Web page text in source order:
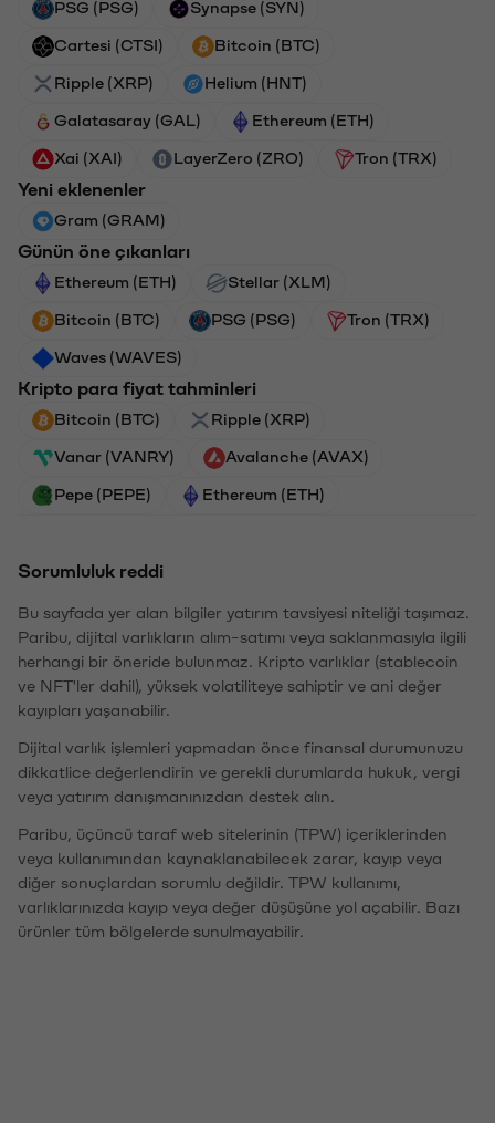
PSG (PSG) Synapse (SYN)
Cartesi (CTSI) Bitcoin (BTC)
Ripple (XRP) Helium (HNT)
Galatasaray (GAL) Ethereum (ETH)
Xai (XAI) LayerZero (ZRO) Tron (TRX)
Yeni eklenenler
Gram (GRAM)
Günün öne çıkanları
Ethereum (ETH) Stellar (XLM)
Bitcoin (BTC) PSG (PSG) Tron (TRX)
Waves (WAVES)
Kripto para fiyat tahminleri
Bitcoin (BTC) Ripple (XRP)
Vanar (VANRY) Avalanche (AVAX)
Pepe (PEPE) Ethereum (ETH)
Sorumluluk reddi
Bu sayfada yer alan bilgiler yatırım tavsiyesi niteliği taşımaz.
Paribu, dijital varlıkların alım-satımı veya saklanmasıyla ilgili
herhangi bir öneride bulunmaz. Kripto varlıklar (stablecoin
ve NFT'ler dahil), yüksek volatiliteye sahiptir ve ani değer
kayıpları yaşanabilir.
Dijital varlık işlemleri yapmadan önce finansal durumunuzu
dikkatlice değerlendirin ve gerekli durumlarda hukuk, vergi
veya yatırım danışmanınızdan destek alın.
Paribu, üçüncü taraf web sitelerinin (TPW) içeriklerinden
veya kullanımından kaynaklanabilecek zarar, kayıp veya
diğer sonuçlardan sorumlu değildir. TPW kullanımı,
varlıklarınızda kayıp veya değer düşüşüne yol açabilir. Bazı
ürünler tüm bölgelerde sunulmayabilir.